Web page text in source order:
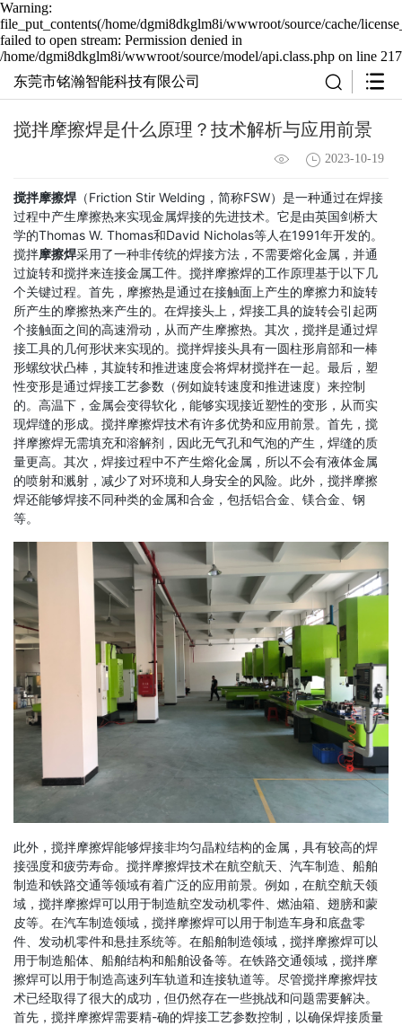
Warning:
file_put_contents(/home/dgmi8dkglm8i/wwwroot/source/cache/
failed to open stream: Permission denied in
/home/dgmi8dkglm8i/wwwroot/source/model/api.class.php on line 217
东莞市铭瀚智能科技有限公司
搅拌摩擦焊是什么原理？技术解析与应用前景
2023-10-19
搅拌摩擦焊（Friction Stir Welding，简称FSW）是一种通过在焊接
过程中产生摩擦热来实现金属焊接的先进技术。它是由英国剑桥大
学的Thomas W. Thomas和David Nicholas等人在1991年开发的。
搅拌摩擦焊采用了一种非传统的焊接方法，不需要熔化金属，并通
过旋转和搅拌来连接金属工件。搅拌摩擦焊的工作原理基于以下几
个关键过程。首先，摩擦热是通过在接触面上产生的摩擦力和旋转
所产生的摩擦热来产生的。在焊接头上，焊接工具的旋转会引起两
个接触面之间的高速滑动，从而产生摩擦热。其次，搅拌是通过焊
接工具的几何形状来实现的。搅拌焊接头具有一圆柱形肩部和一棒
形螺纹状凸棒，其旋转和推进速度会将焊材搅拌在一起。最后，塑
性变形是通过焊接工艺参数（例如旋转速度和推进速度）来控制
的。高温下，金属会变得软化，能够实现接近塑性的变形，从而实
现焊缝的形成。搅拌摩擦焊技术有许多优势和应用前景。首先，搅
拌摩擦焊无需填充和溶解剂，因此无气孔和气泡的产生，焊缝的质
量更高。其次，焊接过程中不产生熔化金属，所以不会有液体金属
的喷射和溅射，减少了对环境和人身安全的风险。此外，搅拌摩擦
焊还能够焊接不同种类的金属和合金，包括铝合金、镁合金、钢
等。
此外，搅拌摩擦焊能够焊接非均匀晶粒结构的金属，具有较高的焊
接强度和疲劳寿命。搅拌摩擦焊技术在航空航天、汽车制造、船舶
制造和铁路交通等领域有着广泛的应用前景。例如，在航空航天领
域，搅拌摩擦焊可以用于制造航空发动机零件、燃油箱、翅膀和蒙
皮等。在汽车制造领域，搅拌摩擦焊可以用于制造车身和底盘零
件、发动机零件和悬挂系统等。在船舶制造领域，搅拌摩擦焊可以
用于制造船体、船舶结构和船舶设备等。在铁路交通领域，搅拌摩
擦焊可以用于制造高速列车轨道和连接轨道等。尽管搅拌摩擦焊技
术已经取得了很大的成功，但仍然存在一些挑战和问题需要解决。
首先，搅拌摩擦焊需要精-确的焊接工艺参数控制，以确保焊接质量